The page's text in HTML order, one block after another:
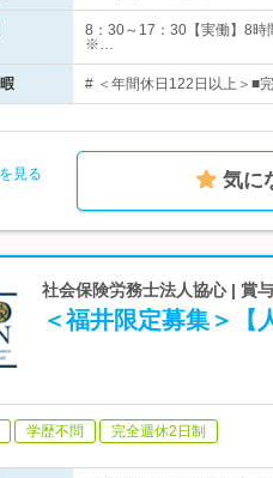
8：30～17：30【実働】8
※…
# ＜年間休日122日以上＞■
見る 気に
社会保険労務士法人協心 | 賞
＜福井限定募集＞
学歴不問 完全週休2日制